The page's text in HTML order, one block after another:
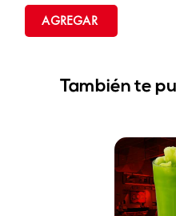
AGREGAR
También te